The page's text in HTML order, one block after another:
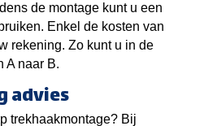
de montage kunt u een
Enkel de kosten van
rekening. Zo kunt u in de
A naar B.
advies
trekhaakmontage? Bij